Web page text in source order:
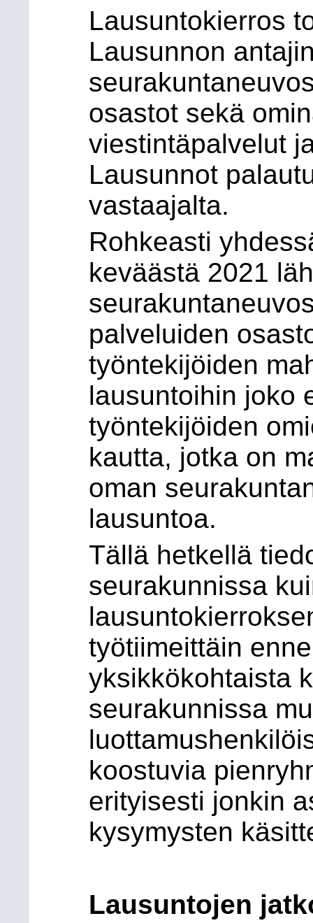
Lausuntokierros
Lausunnon
osastot sekä
viestintäpalvelut
Lausunnot
vastaajalta.
Rohkeasti
keväästä 2021
palveluiden
työntekijöiden
lausuntoihin joko
työntekijöiden
kautta, jotka on
oman
lausuntoa.
Tällä hetkellä
seurakunnissa
työtiimeittäin
yksikkökohtaista
seurakunnissa
koostuvia
erityisesti jonkin
kysymysten
Lausuntojen